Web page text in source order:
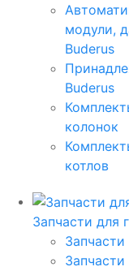
модули,
Buderus
Buderus
колонок
котлов
Запчасти для
Запчасти